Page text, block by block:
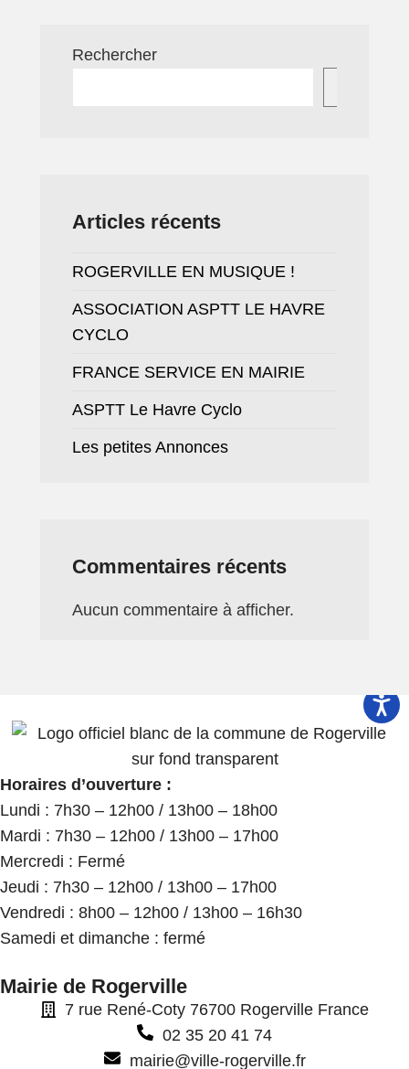
Rechercher
Articles récents
ROGERVILLE EN MUSIQUE !
ASSOCIATION ASPTT LE HAVRE
CYCLO
FRANCE SERVICE EN MAIRIE
ASPTT Le Havre Cyclo
Les petites Annonces
Commentaires récents
Aucun commentaire à afficher.
Horaires d’ouverture :
Lundi : 7h30 – 12h00 / 13h00 – 18h00
Mardi : 7h30 – 12h00 / 13h00 – 17h00
Mercredi : Fermé
Jeudi : 7h30 – 12h00 / 13h00 – 17h00
Vendredi : 8h00 – 12h00 / 13h00 – 16h30
Samedi et dimanche : fermé
Mairie de Rogerville
7 rue René-Coty 76700 Rogerville France
02 35 20 41 74
mairie@ville-rogerville.fr